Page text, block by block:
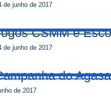
de junho de 2017
CSMM e
de junho de 2017
do
de 2017